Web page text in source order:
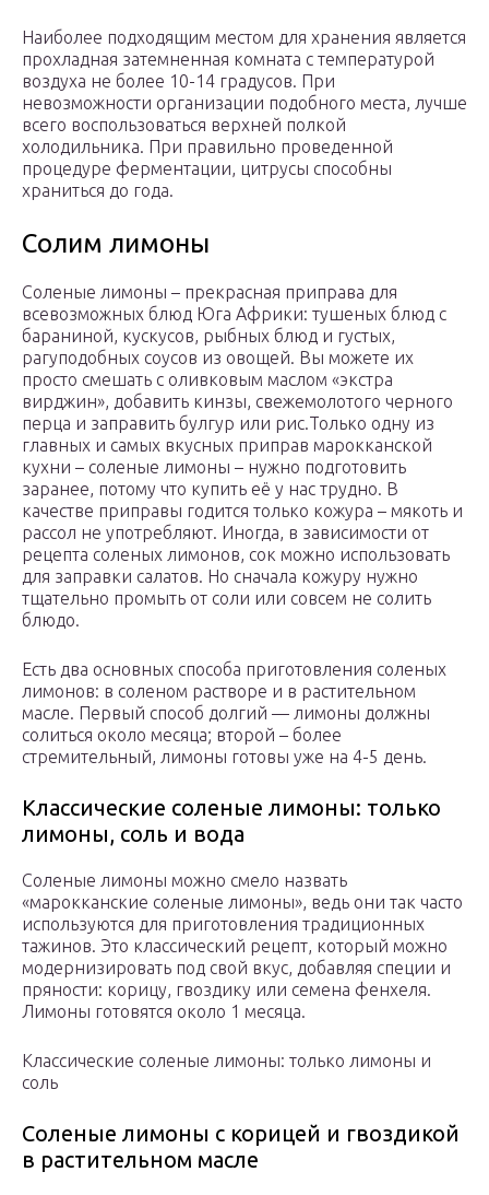
Наиболее подходящим местом для хранения является
прохладная затемненная комната с температурой
воздуха не более 10-14 градусов. При
невозможности организации подобного места, лучше
всего воспользоваться верхней полкой
холодильника. При правильно проведенной
процедуре ферментации, цитрусы способны
храниться до года.
Солим лимоны
Соленые лимоны – прекрасная приправа для
всевозможных блюд Юга Африки: тушеных блюд с
бараниной, кускусов, рыбных блюд и густых,
рагуподобных соусов из овощей. Вы можете их
просто смешать с оливковым маслом «экстра
вирджин», добавить кинзы, свежемолотого черного
перца и заправить булгур или рис.Только одну из
главных и самых вкусных приправ марокканской
кухни – соленые лимоны – нужно подготовить
заранее, потому что купить её у нас трудно. В
качестве приправы годится только кожура – мякоть и
рассол не употребляют. Иногда, в зависимости от
рецепта соленых лимонов, сок можно использовать
для заправки салатов. Но сначала кожуру нужно
тщательно промыть от соли или совсем не солить
блюдо.
Есть два основных способа приготовления соленых
лимонов: в соленом растворе и в растительном
масле. Первый способ долгий — лимоны должны
солиться около месяца; второй – более
стремительный, лимоны готовы уже на 4-5 день.
Классические соленые лимоны: только
лимоны, соль и вода
Соленые лимоны можно смело назвать
«марокканские соленые лимоны», ведь они так часто
используются для приготовления традиционных
тажинов. Это классический рецепт, который можно
модернизировать под свой вкус, добавляя специи и
пряности: корицу, гвоздику или семена фенхеля.
Лимоны готовятся около 1 месяца.
Классические соленые лимоны: только лимоны и
соль
Соленые лимоны с корицей и гвоздикой
в растительном масле